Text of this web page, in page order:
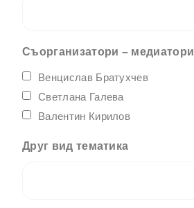
Съорганизатори – медиатори
Венцислав Братухчев
Светлана Галева
Валентин Кирилов
Друг вид тематика